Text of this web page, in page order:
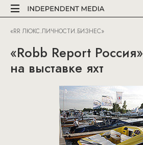
«RR ЛЮКС.ЛИЧНОСТИ.БИЗНЕС»
«Robb Report Россия»
на выставке яхт